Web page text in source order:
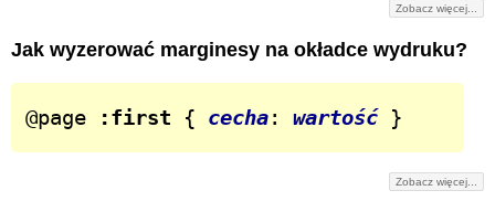
Zobacz więcej...
Jak wyzerować marginesy na okładce wydruku?
@page :first { cecha: wartość }
Zobacz więcej...